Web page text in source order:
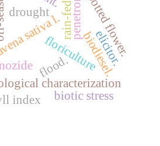
sativa l.rain-fed
drought
flood.
characterization
biodiesel.
floriculturepotted flower.
biotic stress
elicitor.
index